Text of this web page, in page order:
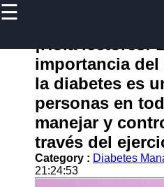
☰
Home
enferma
Socials
Facebook
¡Hola lectores!
importancia
la diabetes es
personas en
manejar y
través del
Category : Diabetes
21:24:53